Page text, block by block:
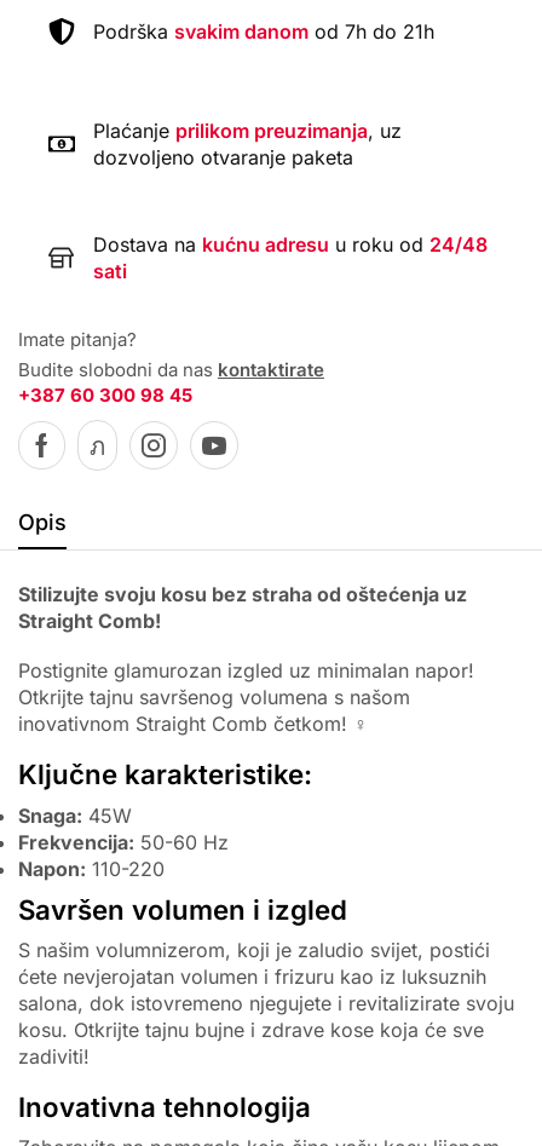
Podrška svakim danom od 7h do 21h
Plaćanje prilikom preuzimanja, uz
dozvoljeno otvaranje paketa
Dostava na kućnu adresu u roku od 24/48
sati
Imate pitanja?
Budite slobodni da nas kontaktirate
+387 60 300 98 45
Opis
Stilizujte svoju kosu bez straha od oštećenja uz
Straight Comb!
Postignite glamurozan izgled uz minimalan napor!
Otkrijte tajnu savršenog volumena s našom
inovativnom Straight Comb četkom! ‍♀️
Ključne karakteristike:
Snaga: 45W
Frekvencija: 50-60 Hz
Napon: 110-220
Savršen volumen i izgled
S našim volumnizerom, koji je zaludio svijet, postići
ćete nevjerojatan volumen i frizuru kao iz luksuznih
salona, dok istovremeno njegujete i revitalizirate svoju
kosu. Otkrijte tajnu bujne i zdrave kose koja će sve
zadiviti!
Inovativna tehnologija